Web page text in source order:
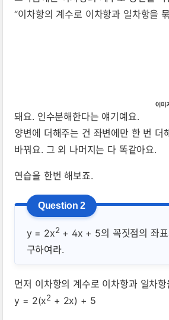
“이차항의 계수로 이차항과 일차항을
돼요. 인수분해한다는 얘기예요.
양변에 더해주는 건 좌변에만 한 번 더
바꿔요. 그 외 나머지는 다 똑같아요.
연습을 한번 해보죠.
y = 2x2 + 4x + 5의 꼭짓점의 좌표
구하여라.
먼저 이차항의 계수로 이차항과 일차항
y = 2(x2 + 2x) + 5